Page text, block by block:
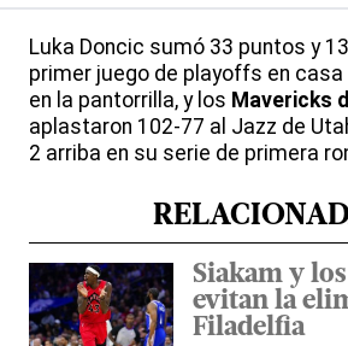
Luka Doncic sumó 33 puntos y
primer juego de playoffs en
en la pantorrilla, y los Mavericks
aplastaron 102-77 al Jazz de
2 arriba en su serie de primera
Siakam y
evitan la
Filadelfia